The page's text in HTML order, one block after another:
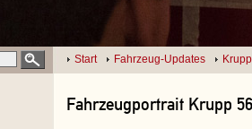
Start Fahrzeug-Updates
Fahrzeugportrait Krupp